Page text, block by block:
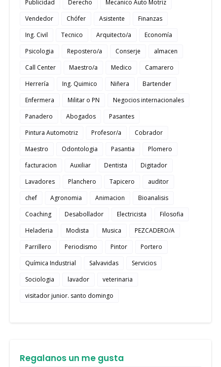
Publicidad Derecho
Mecanico Auto Motriz
Vendedor
Chófer Asistente
Finanzas
Ing. Civil
Tecnico Arquitecto/a
Economía
Psicologia
Repostero/a Conserje
almacen
Call Center
Maestro/a Medico
Camarero
Herrería
Ing. Quimico Niñera
Bartender
Enfermera
Militar o PN
Negocios internacionales
Panadero
Abogados
Pasantes
Pintura Automotriz
Profesor/a
Cobrador
Maestro
Odontologia Pasantia
Plomero
facturacion
Auxiliar Dentista
Digitador
Lavadores
Planchero Tapicero
auditor
chef
Agronomia Animacion
Bioanalisis
Coaching
Desabollador Electricista
Filosofia
Heladeria
Modista Musica
PEZCADERO/A
Parrillero
Periodismo Pintor
Portero
Química Industrial
Salvavidas
Servicios
Sociologia
lavador
veterinaria
visitador junior. santo domingo
Regalanos un me gusta